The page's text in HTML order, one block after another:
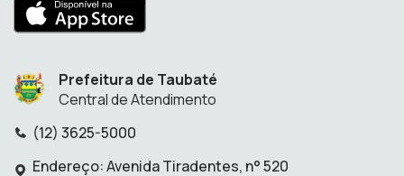
Prefeitura de Taubaté
Central de Atendimento
(12) 3625-5000
Endereço:
Endereço: Avenida Tiradentes, n° 520